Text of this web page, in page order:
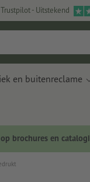
Trustpilot - Uitstekend
en buitenreclame
brochures en catalogi